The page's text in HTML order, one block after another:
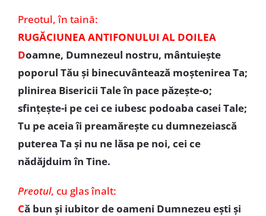
Preotul, în taină:
RUGĂCIUNEA ANTIFONULUI AL DOILEA
Doamne, Dumnezeul nostru, mântuiește
poporul Tău și binecuvântează moștenirea Ta;
plinirea Bisericii Tale în pace păzește-o;
sfințește-i pe cei ce iubesc podoaba casei Tale;
Tu pe aceia îi preamărește cu dumnezeiască
puterea Ta și nu ne lăsa pe noi, cei ce
nădăjduim în Tine.
Preotul, cu glas înalt:
Că bun și iubitor de oameni Dumnezeu ești și